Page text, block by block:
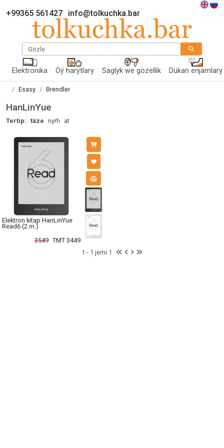
+99365 561427 info@tolkuchka.bar
Gözle
Elektronika Öý harytlary Saglyk we gözellik Dükan enjamlary
Esasy Brendler
HanLinYue
Tertip: täze nyrh at
Elektron kitap HanLinYue
Read6 (2 m.)
3549 TMT 3449
1 - 1 jemi 1